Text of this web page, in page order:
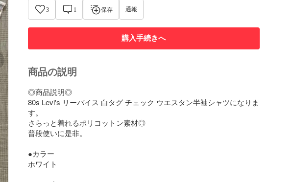
3 1 保存 通報
購入手続きへ
商品の説明
◎商品説明◎
80s Levi's リーバイス 白タグ チェック ウエスタン半袖シャツになりま
す。
さらっと着れるポリコットン素材◎
普段使いに是非。
●カラー
ホワイト